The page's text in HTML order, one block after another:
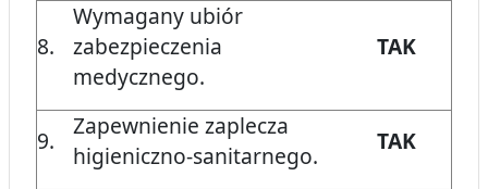
8.
Wymagany ubiór
zabezpieczenia
medycznego.
TAK
9.
Zapewnienie zaplecza
higieniczno-sanitarnego.
TAK